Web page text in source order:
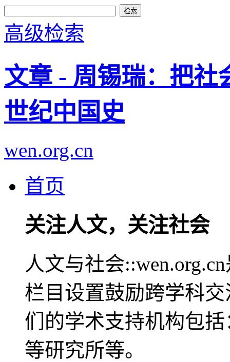
高级检索
文章 - 周锡瑞：把社
世纪中国史
wen.org.cn
首页
关注人文，关注社会
人文与社会
栏目设置鼓励跨学科
们的学术支持机构包
等研究所等。